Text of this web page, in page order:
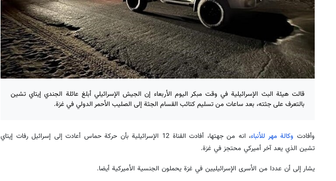
قالت هيئة البث الإسرائيلية في وقت مبكر اليوم الأربعاء إن الجيش الإسرائيلي أبلغ عائلة الجندي إيتاي تشين
بالتعرف على جثته، بعد ساعات من تسليم كتائب القسام الجثة إلى الصليب الأحمر الدولي في غزة.
وأفادت وكالة مهر للأنباء
، انه من جهتها، أفادت القناة 12 الإسرائيلية بأن حركة حماس أعادت إلى إسرائيل رفات إيتاي
تشين الذي يعد آخر أميركي محتجز في غزة.
يشار إلى أن عددا من الأسرى الإسرائيليين في غزة يحملون الجنسية الأميركية أيضا.